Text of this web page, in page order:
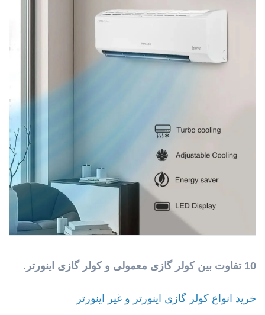
10 تفاوت بین کولر گازی معمولی و کولر گازی اینورتر.
خرید انواع کولر گازی اینورتر و غیر اینورتر